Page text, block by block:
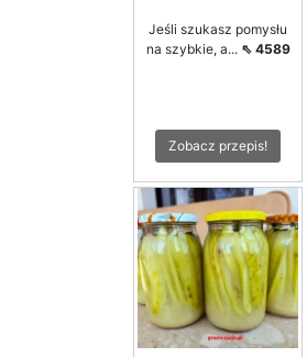
Jeśli szukasz pomysłu
na szybkie, a... ⇖ 4589
Zobacz przepis!